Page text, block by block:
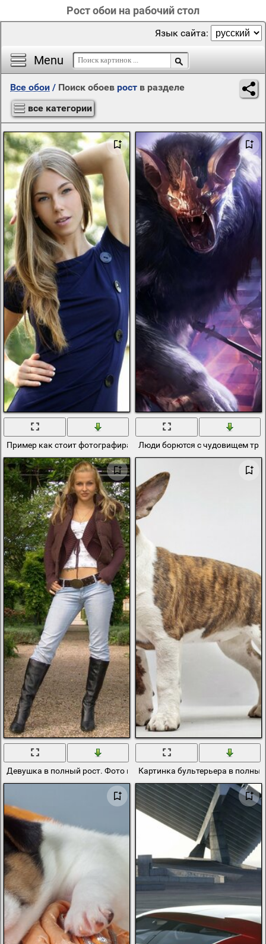
Рост обои на рабочий стол
Menu
Язык сайта:
Все обои / Поиск обоев рост в разделе
все категории
Пример как стоит фотографираваться не в полный рост
Люди борются с чудовищем три
Девушка в полный рост. Фото в паркеКартинка бультерьера в